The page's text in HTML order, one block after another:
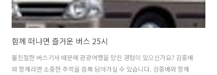
함께 떠나면 즐거운 버스 25시
불친절한 버스기사 때문에 관광여행을 망친 경험이 있으신가요? 김중배
와 함께라면 소중한 추억을 듬뿍 담아가실 수 있습니다. 김중배와 함께